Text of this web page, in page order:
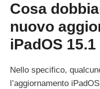
Cosa
nuovo
iPadOS 15.1
Nello specifico,
l’aggiornamento